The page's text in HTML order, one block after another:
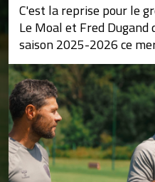
C'est la reprise pour le
Le Moal et Fred
saison 2025-2026 ce